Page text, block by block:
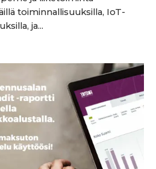
toiminnallisuuksilla, IoT-
ja...